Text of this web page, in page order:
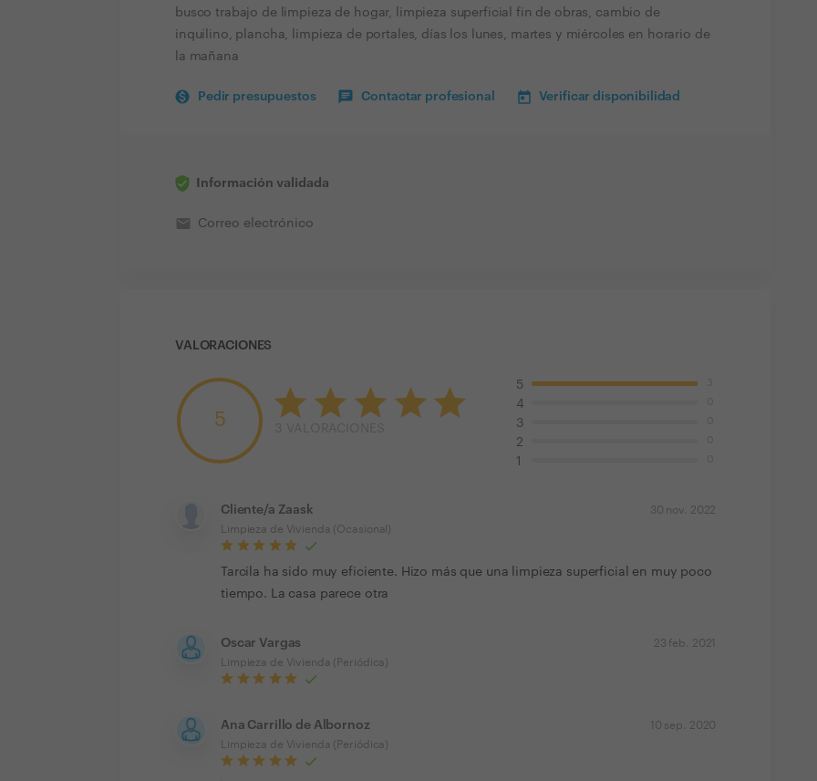
busco trabajo de limpieza de hogar, limpieza superficial fin de obras, cambio de
inquilino, plancha, limpieza de portales, días los lunes, martes y miércoles en horario de
la mañana
Pedir presupuestos Contactar profesional Verificar disponibilidad
Información validada
email Correo electrónico
VALORACIONES
5
5
4
3
2
1
Cliente/a Zaask
Limpieza de Vivienda (Ocasional)
30 nov. 2022
Tarcila ha sido muy eficiente. Hizo más que una limpieza superficial en muy poco
tiempo. La casa parece otra
Oscar Vargas
Limpieza de Vivienda (Periódica)
23 feb. 2021
Ana Carrillo de Albornoz
Limpieza de Vivienda (Periódica)
10 sep. 2020